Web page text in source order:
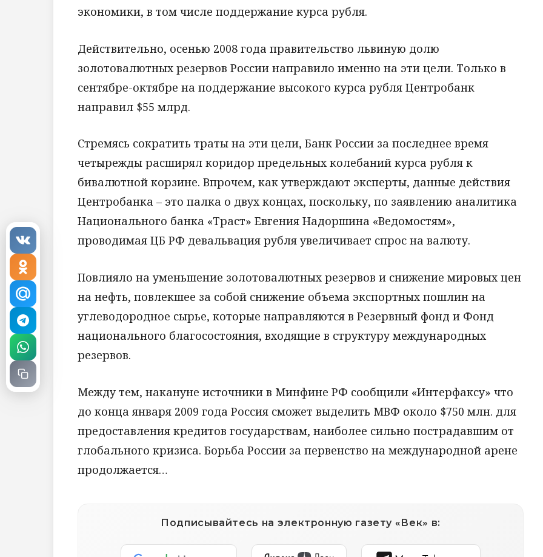
экономики, в том числе поддержание курса рубля.
Действительно, осенью 2008 года правительство львиную долю
золотовалютных резервов России направило именно на эти цели. Только в
сентябре-октябре на поддержание высокого курса рубля Центробанк
направил $55 млрд.
Стремясь сократить траты на эти цели, Банк России за последнее время
четырежды расширял коридор предельных колебаний курса рубля к
бивалютной корзине. Впрочем, как утверждают эксперты, данные действия
Центробанка – это палка о двух концах, поскольку, по заявлению аналитика
Национального банка «Траст» Евгения Надоршина «Ведомостям»,
проводимая ЦБ РФ девальвация рубля увеличивает спрос на валюту.
Повлияло на уменьшение золотовалютных резервов и снижение мировых цен
на нефть, повлекшее за собой снижение объема экспортных пошлин на
углеводородное сырье, которые направляются в Резервный фонд и Фонд
национального благосостояния, входящие в структуру международных
резервов.
Между тем, накануне источники в Минфине РФ сообщили «Интерфаксу» что
до конца января 2009 года Россия сможет выделить МВФ около $750 млн. для
предоставления кредитов государствам, наиболее сильно пострадавшим от
глобального кризиса. Борьба России за первенство на международной арене
продолжается…
Подписывайтесь на электронную газету «Век» в: